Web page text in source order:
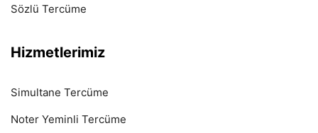
Sözlü Tercüme
Hizmetlerimiz
Simultane Tercüme
Noter Yeminli Tercüme